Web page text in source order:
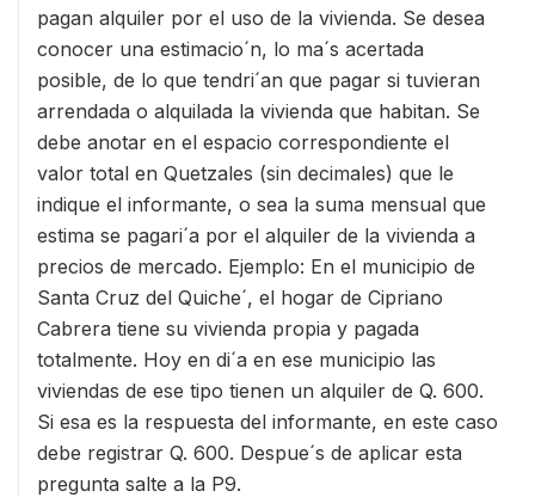
pagan alquiler por el uso de la vivienda. Se desea
conocer una estimacio´n, lo ma´s acertada
posible, de lo que tendri´an que pagar si tuvieran
arrendada o alquilada la vivienda que habitan. Se
debe anotar en el espacio correspondiente el
valor total en Quetzales (sin decimales) que le
indique el informante, o sea la suma mensual que
estima se pagari´a por el alquiler de la vivienda a
precios de mercado. Ejemplo: En el municipio de
Santa Cruz del Quiche´, el hogar de Cipriano
Cabrera tiene su vivienda propia y pagada
totalmente. Hoy en di´a en ese municipio las
viviendas de ese tipo tienen un alquiler de Q. 600.
Si esa es la respuesta del informante, en este caso
debe registrar Q. 600. Despue´s de aplicar esta
pregunta salte a la P9.